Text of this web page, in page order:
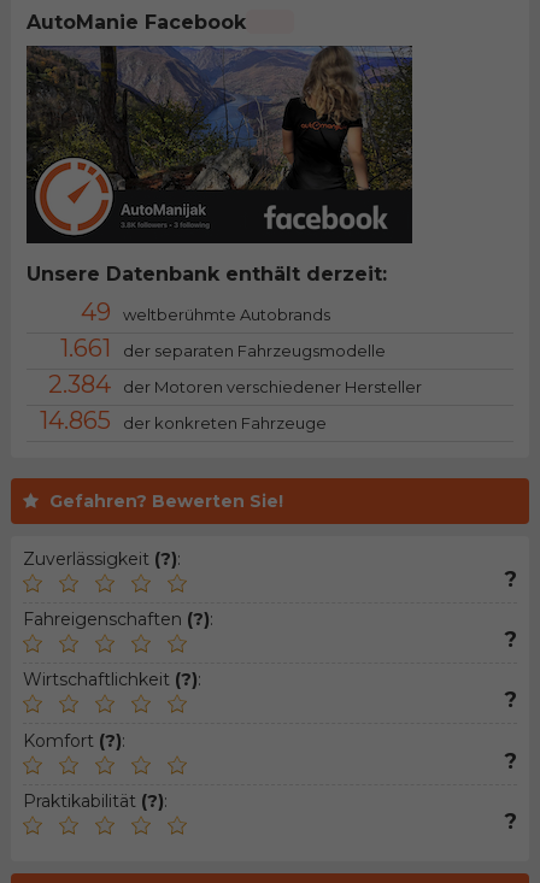
Gefahren? Bewerten Sie!
Zuverlässigkeit (?):
?
Fahreigenschaften (?):
?
Wirtschaftlichkeit (?):
?
Komfort (?):
?
Praktikabilität (?):
?
AutoManie Facebook
Unsere Datenbank enthält derzeit:
49 weltberühmte Autobrands
1.661 der separaten Fahrzeugsmodelle
2.384 der Motoren verschiedener Hersteller
14.865 der konkreten Fahrzeuge